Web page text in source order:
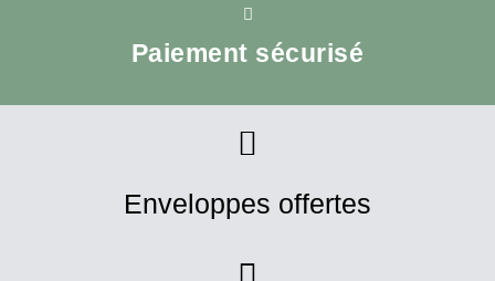
Paiement sécurisé
Enveloppes offertes